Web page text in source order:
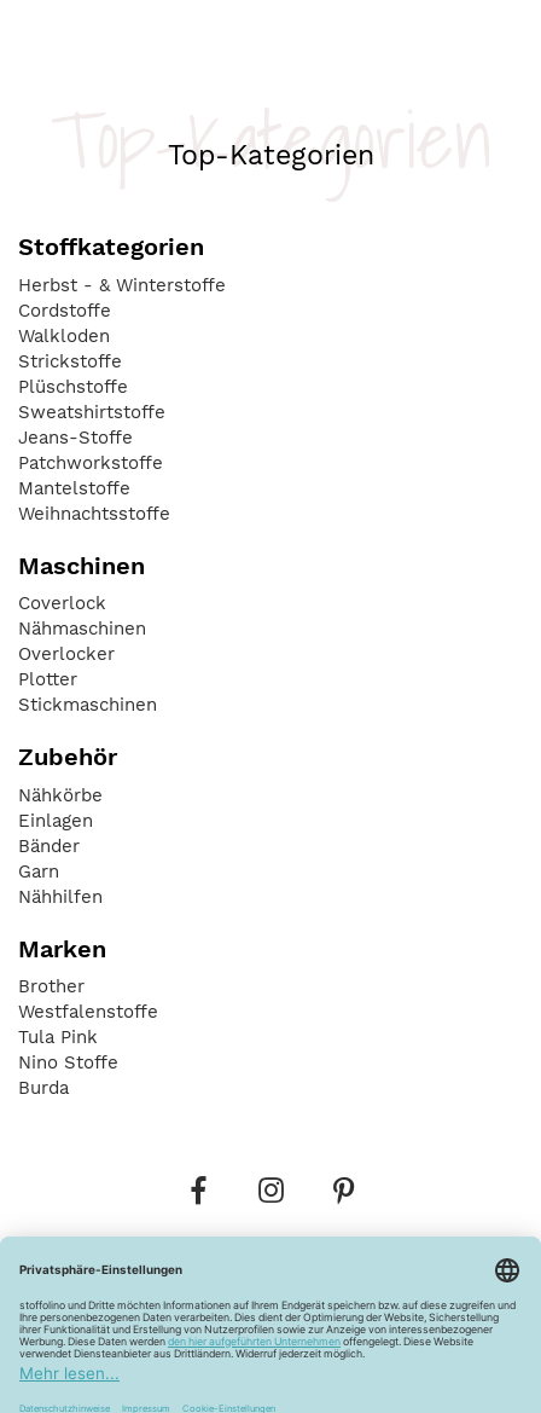
Top-Kategorien
Top-Kategorien
Stoffkategorien
Herbst - & Winterstoffe
Cordstoffe
Walkloden
Strickstoffe
Plüschstoffe
Sweatshirtstoffe
Jeans-Stoffe
Patchworkstoffe
Mantelstoffe
Weihnachtsstoffe
Maschinen
Coverlock
Nähmaschinen
Overlocker
Plotter
Stickmaschinen
Zubehör
Nähkörbe
Einlagen
Bänder
Garn
Nähhilfen
Marken
Brother
Westfalenstoffe
Tula Pink
Nino Stoffe
Burda
Widerrufsbelehrung Vertrag widerrufen
Barrierefreiheitserklärung